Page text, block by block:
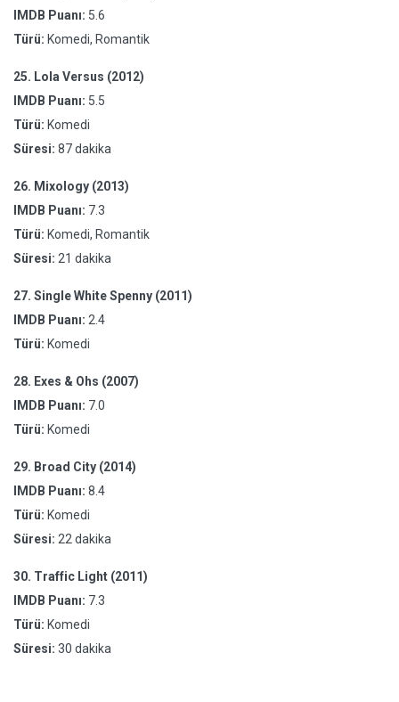
IMDB Puanı: 5.6
Türü: Komedi, Romantik
25. Lola Versus (2012)
IMDB Puanı: 5.5
Türü: Komedi
Süresi: 87 dakika
26. Mixology (2013)
IMDB Puanı: 7.3
Türü: Komedi, Romantik
Süresi: 21 dakika
27. Single White Spenny (2011)
IMDB Puanı: 2.4
Türü: Komedi
28. Exes & Ohs (2007)
IMDB Puanı: 7.0
Türü: Komedi
29. Broad City (2014)
IMDB Puanı: 8.4
Türü: Komedi
Süresi: 22 dakika
30. Traffic Light (2011)
IMDB Puanı: 7.3
Türü: Komedi
Süresi: 30 dakika